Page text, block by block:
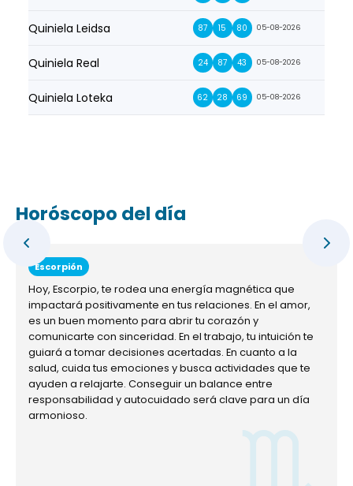
Quiniela Leidsa 87 15 80 05-08-2026
Quiniela Real 24 87 43 05-08-2026
Quiniela Loteka 62 28 69 05-08-2026
Horóscopo del día
Escorpión
Hoy, Escorpio, te rodea una energía magnética que
impactará positivamente en tus relaciones. En el amor,
es un buen momento para abrir tu corazón y
comunicarte con sinceridad. En el trabajo, tu intuición te
guiará a tomar decisiones acertadas. En cuanto a la
salud, cuida tus emociones y busca actividades que te
ayuden a relajarte. Conseguir un balance entre
responsabilidad y autocuidado será clave para un día
armonioso.